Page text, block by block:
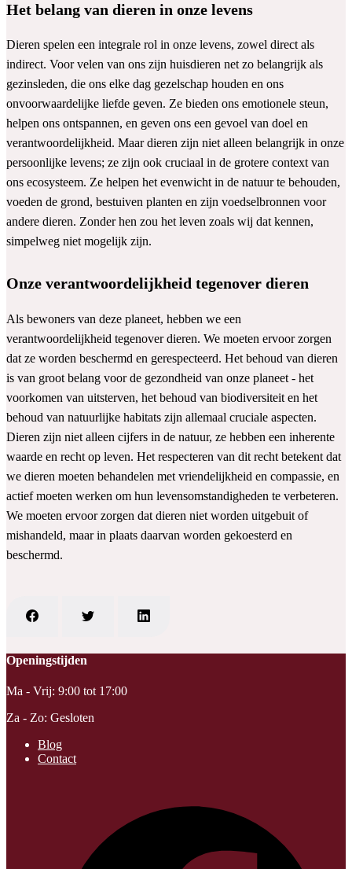
Het belang van dieren in onze levens
Dieren spelen een integrale rol in onze levens, zowel direct als
indirect. Voor velen van ons zijn huisdieren net zo belangrijk als
gezinsleden, die ons elke dag gezelschap houden en ons
onvoorwaardelijke liefde geven. Ze bieden ons emotionele steun,
helpen ons ontspannen, en geven ons een gevoel van doel en
verantwoordelijkheid. Maar dieren zijn niet alleen belangrijk in onze
persoonlijke levens; ze zijn ook cruciaal in de grotere context van
ons ecosysteem. Ze helpen het evenwicht in de natuur te behouden,
voeden de grond, bestuiven planten en zijn voedselbronnen voor
andere dieren. Zonder hen zou het leven zoals wij dat kennen,
simpelweg niet mogelijk zijn.
Onze verantwoordelijkheid tegenover dieren
Als bewoners van deze planeet, hebben we een
verantwoordelijkheid tegenover dieren. We moeten ervoor zorgen
dat ze worden beschermd en gerespecteerd. Het behoud van dieren
is van groot belang voor de gezondheid van onze planeet - het
voorkomen van uitsterven, het behoud van biodiversiteit en het
behoud van natuurlijke habitats zijn allemaal cruciale aspecten.
Dieren zijn niet alleen cijfers in de natuur, ze hebben een inherente
waarde en recht op leven. Het respecteren van dit recht betekent dat
we dieren moeten behandelen met vriendelijkheid en compassie, en
actief moeten werken om hun levensomstandigheden te verbeteren.
We moeten ervoor zorgen dat dieren niet worden uitgebuit of
mishandeld, maar in plaats daarvan worden gekoesterd en
beschermd.
Openingstijden
Ma - Vrij: 9:00 tot 17:00
Za - Zo: Gesloten
Blog
Contact